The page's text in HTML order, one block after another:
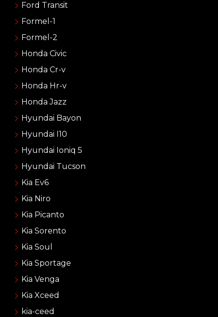
Ford Transit
Formel-1
Formel-2
Honda Civic
Honda Cr-v
Honda Hr-v
Honda Jazz
Hyundai Bayon
Hyundai I10
Hyundai Ioniq 5
Hyundai Tucson
Kia Ev6
Kia Niro
Kia Picanto
Kia Sorento
Kia Soul
Kia Sportage
Kia Venga
Kia Xceed
kia-ceed